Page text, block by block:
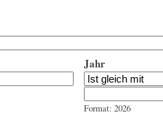
Jahr
Format: 2026